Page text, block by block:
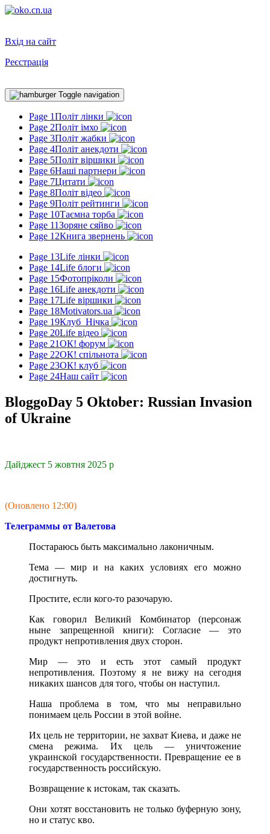
Вхід на сайт
Реєстрація
Toggle navigation
Page 1Політ лінки
Page 2Політ імхо
Page 3Політ жабки
Page 4Політ анекдоти
Page 5Політ віршики
Page 6Наші партнери
Page 7Цитати
Page 8Політ відео
Page 9Політ рейтинги
Page 10Таємна торба
Page 11Зоряне сяйво
Page 12Книга звернень
Page 13Life лінки
Page 14Life блоги
Page 15Фотопріколи
Page 16Life анекдоти
Page 17Life віршики
Page 18Motivators.ua
Page 19Клуб_Нічка
Page 20Life відео
Page 21ОК! форум
Page 22ОК! спільнота
Page 23ОК! клуб
Page 24Наш сайт
BloggoDay 5 Oktober: Russian Invasion
of Ukraine
Дайджест 5 жовтня 2025 р
(Оновлено 12:00)
Телеграммы от Валетова
Постараюсь быть максимально лаконичным.
Тема — мир и на каких условиях его можно
достигнуть.
Простите, если кого-то разочарую.
Как говорил Великий Комбинатор (персонаж
ныне запрещенной книги): Согласие — это
продукт непротивления двух сторон.
Мир — это и есть этот самый продукт
непротивления. Поэтому я не вижу на сегодня
никаких шансов для того, чтобы он наступил.
Наша проблема в том, что мы неправильно
понимаем цель России в этой войне.
Их цель не территории, не захват Киева, и даже не
смена режима. Их цель — уничтожение
украинской государственности. Превращение ее в
государственность российскую.
Возвращение к истокам, так сказать.
Они хотят восстановить не только буферную зону,
но и статус кво.